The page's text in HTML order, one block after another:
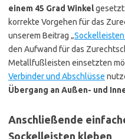
einem 45 Grad Winkel
korrekte Vorgehen für das
unserem Beitrag „
den Aufwand für das
Metallfußleisten einsetzten
Verbinder und Abschlüsse
Übergang an Außen- und
Anschließende
Sockelleisten kleben